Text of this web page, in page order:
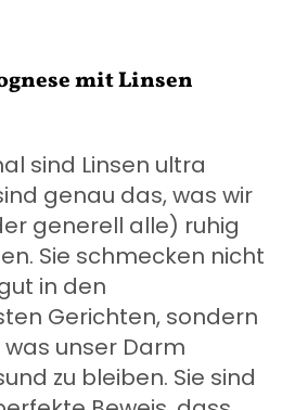
mit Linsen
sind Linsen ultra
genau das, was wir
generell alle) ruhig
Sie schmecken nicht
in den
Gerichten, sondern
unser Darm
zu bleiben. Sie sind